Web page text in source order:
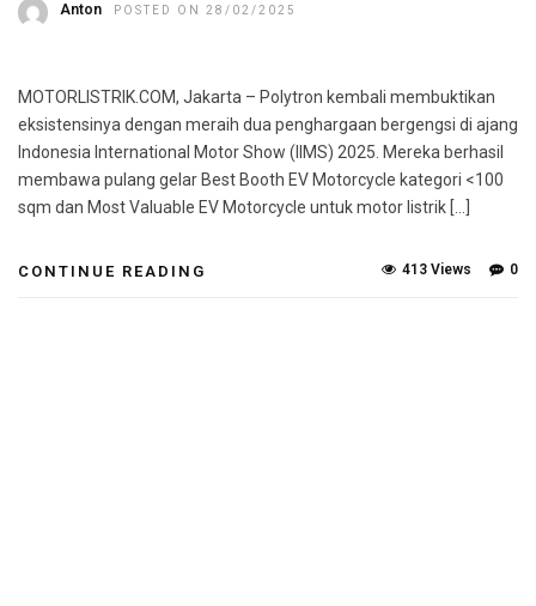
Anton POSTED ON 28/02/2025
MOTORLISTRIK.COM, Jakarta – Polytron kembali membuktikan
eksistensinya dengan meraih dua penghargaan bergengsi di ajang
Indonesia International Motor Show (IIMS) 2025. Mereka berhasil
membawa pulang gelar Best Booth EV Motorcycle kategori <100
sqm dan Most Valuable EV Motorcycle untuk motor listrik […]
CONTINUE READING 0
413 Views